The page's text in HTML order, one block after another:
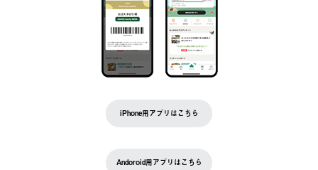
iPhone用アプリはこちら
Andoroid用アプリはこちら